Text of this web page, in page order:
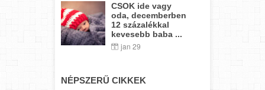
CSOK ide vagy
oda, decemberben
12 százalékkal
kevesebb baba ...
jan 29
NÉPSZERŰ CIKKEK